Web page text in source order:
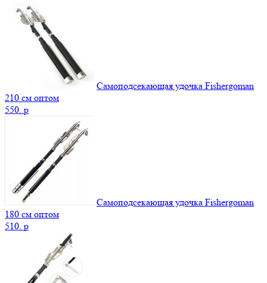
Самоподсекающая удочка Fishergoman
210 см оптом
550. p
Самоподсекающая удочка Fishergoman
180 см оптом
510. p